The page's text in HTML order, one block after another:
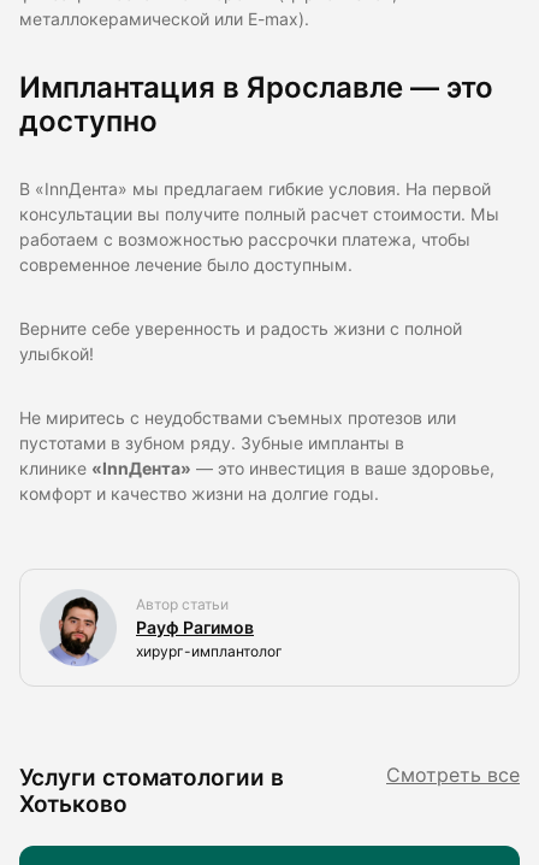
металлокерамической или E-max).
Имплантация в Ярославле — это
доступно
В «InnДента» мы предлагаем гибкие условия. На первой
консультации вы получите полный расчет стоимости. Мы
работаем с возможностью рассрочки платежа, чтобы
современное лечение было доступным.
Верните себе уверенность и радость жизни с полной
улыбкой!
Не миритесь с неудобствами съемных протезов или
пустотами в зубном ряду. Зубные импланты в
клинике «InnДента» — это инвестиция в ваше здоровье,
комфорт и качество жизни на долгие годы.
Автор статьи
Рауф Рагимов
хирург-имплантолог
Услуги стоматологии в
Хотьково
Смотреть все